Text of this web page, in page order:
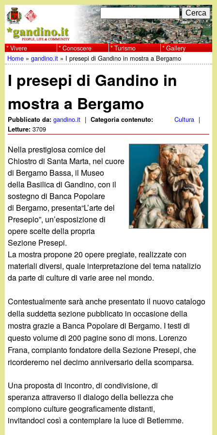
al
contenuto
principale
w
w
w
.
g
a
n
d
i
n
.
i
t
F
o
r
m
d
i
r
i
c
e
r
a
C
e
r
c
a
Vivere Conoscere Turismo Gallery
Tu
sei
qui
Home »gandino.it » I presepi di Gandino in mostra a Bergamo
I presepi di Gandino in
mostra a Bergamo
Pubblicato da:gandino.it | Categoria contenuto: Cultura |
Letture:3709
Nella prestigiosa cornice del
Chiostro di Santa Marta, nel cuore
di Bergamo Bassa, il Museo
della Basilica di Gandino, con il
sostegno di Banca Popolare
di Bergamo, presenta“L’arte del
Presepio”, un’esposizione di
opere scelte della propria
Sezione Presepi.
La mostra propone 20 opere pregiate, realizzate con
materiali diversi, quale interpretazione del tema natalizio
da parte di culture di varie aree nel mondo.
Contestualmente sarà anche presentato il nuovo catalogo
della suddetta sezione pubblicato in occasione della
mostra grazie a Banca Popolare di Bergamo. I testi di
questo volume di 200 pagine sono di mons. Lorenzo
Frana, compianto fondatore della Sezione Presepi, che
ricorderemo nel decimo anniversario della scomparsa.
Una proposta di incontro, di condivisione, di
speranza attraverso il dialogo della bellezza che
compiono culture geograficamente distanti,
invitandoci così a contemplare la luce di Betlemme.